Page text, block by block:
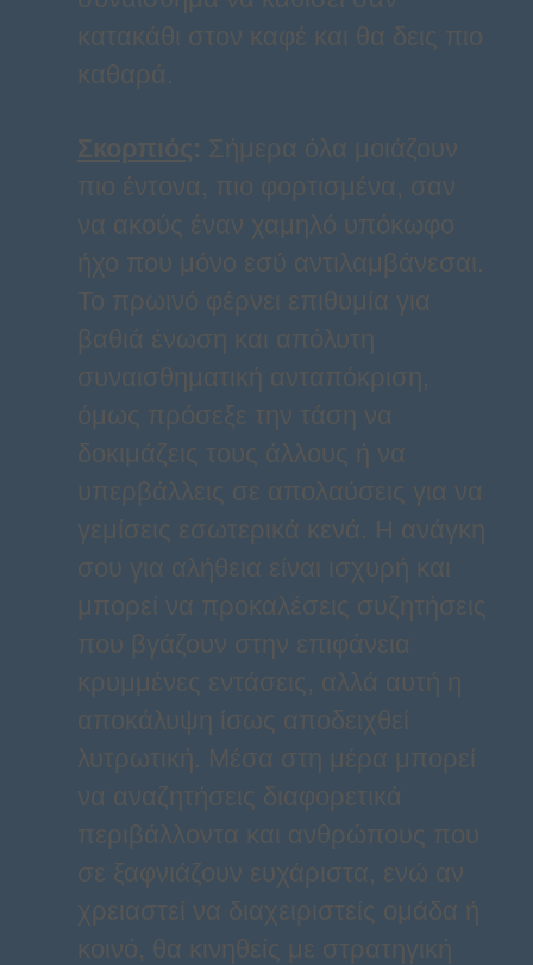
κατακάθι στον καφέ και θα δεις πιο
καθαρά.
Σκορπιός: Σήμερα όλα μοιάζουν
πιο έντονα, πιο φορτισμένα, σαν
να ακούς έναν χαμηλό υπόκωφο
ήχο που μόνο εσύ αντιλαμβάνεσαι.
Το πρωινό φέρνει επιθυμία για
βαθιά ένωση και απόλυτη
συναισθηματική ανταπόκριση,
όμως πρόσεξε την τάση να
δοκιμάζεις τους άλλους ή να
υπερβάλλεις σε απολαύσεις για να
γεμίσεις εσωτερικά κενά. Η ανάγκη
σου για αλήθεια είναι ισχυρή και
μπορεί να προκαλέσεις συζητήσεις
που βγάζουν στην επιφάνεια
κρυμμένες εντάσεις, αλλά αυτή η
αποκάλυψη ίσως αποδειχθεί
λυτρωτική. Μέσα στη μέρα μπορεί
να αναζητήσεις διαφορετικά
περιβάλλοντα και ανθρώπους που
σε ξαφνιάζουν ευχάριστα, ενώ αν
χρειαστεί να διαχειριστείς ομάδα ή
κοινό, θα κινηθείς με στρατηγική